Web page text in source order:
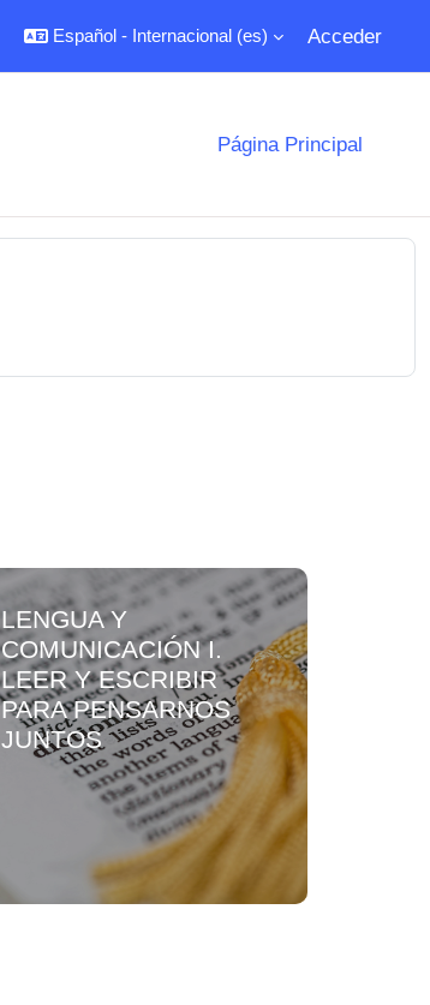
Español - Internacional ‎(es)‎ Acceder
Página Principal
LENGUA Y
COMUNICACIÓN I.
LEER Y ESCRIBIR
PARA PENSARNOS
JUNTOS